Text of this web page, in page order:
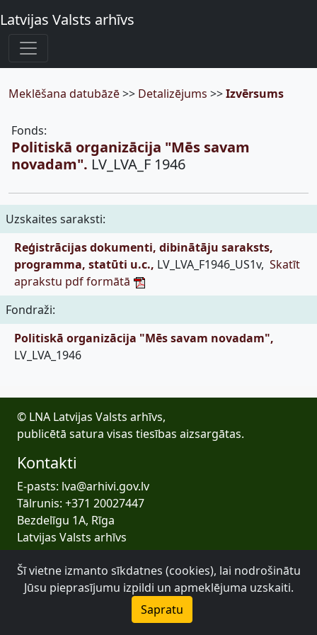
Latvijas Valsts arhīvs
Meklēšana datubāzē>> Detalizējums >>Izvērsums
Fonds:
Politiskā organizācija "Mēs savam
novadam". LV_LVA_F 1946
Uzskaites saraksti:
Reģistrācijas dokumenti, dibinātāju saraksts,
programma, statūti u.c., LV_LVA_F1946_US1v, Skatīt
aprakstu pdf formātā
Fondraži:
Politiskā organizācija "Mēs savam novadam",
LV_LVA_1946
© LNA Latvijas Valsts arhīvs,
publicētā satura visas tiesības aizsargātas.
Kontakti
E-pasts: lva@arhivi.gov.lv
Tālrunis: +371 20027447
Bezdelīgu 1A, Rīga
Latvijas Valsts arhīvs
Šī vietne izmanto sīkdatnes (cookies), lai nodrošinātu
Jūsu pieprasījumu izpildi un apmeklējuma uzskaiti.
Sapratu